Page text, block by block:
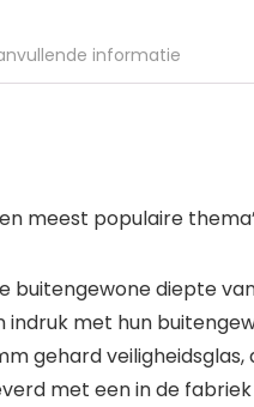
informatie
meest populaire
buitengewone diepte
met hun
gehard
met een in de